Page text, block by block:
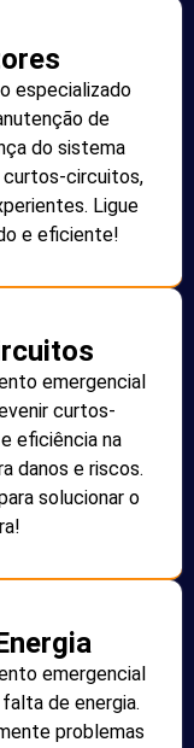
especializado
de
do sistema
curtos-circuitos,
Ligue
e eficiente!
emergencial
curtos-
eficiência na
danos e riscos.
solucionar o
emergencial
de energia.
problemas